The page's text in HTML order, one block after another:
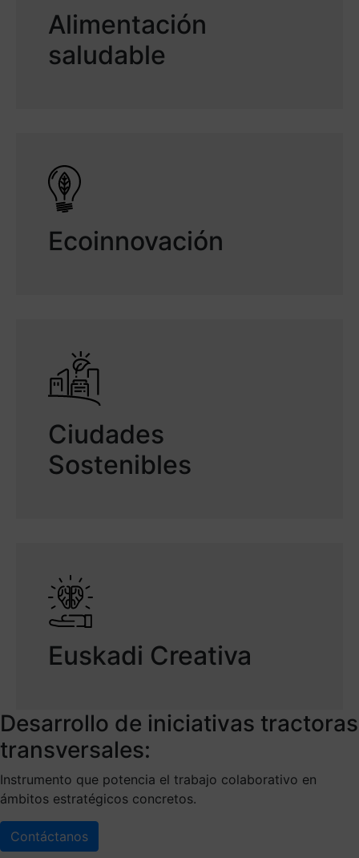
Alimentación
saludable
Ecoinnovación
Ciudades
Sostenibles
Euskadi Creativa
Desarrollo de iniciativas tractoras
transversales:
Instrumento que potencia el trabajo colaborativo en
ámbitos estratégicos concretos.
Contáctanos